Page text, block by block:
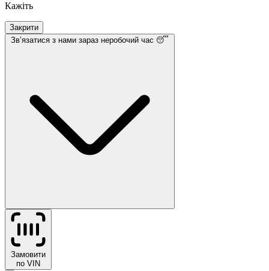
Кажіть
Закрити
Звʼязатися з нами зараз неробочий час 😴
Замовити
по VIN